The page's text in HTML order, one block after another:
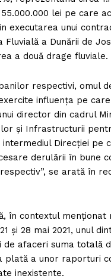
lei pe care
executarea unui
Fluvială a Dunării de
a două drage fluviale.
respectivi, omul
influența pe
director din cadrul
și Infrastructurii
Direcției pe
derulării în bune
se arată în
în contextul menționat
și 28 mai 2021, unul
de afaceri suma totală
plată a unor raporturi
inexistente.